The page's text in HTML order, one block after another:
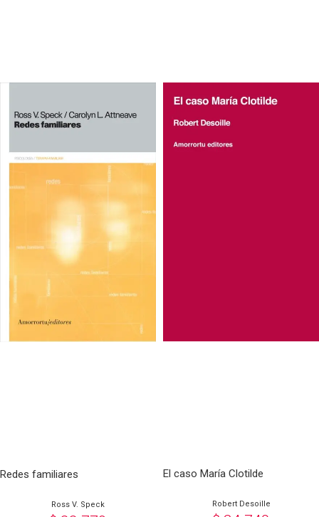
Redes familiares
Ross V. Speck
El caso María Clotilde
Robert Desoille